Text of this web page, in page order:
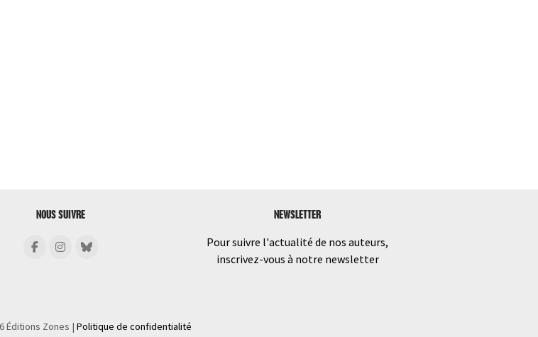
NOUS SUIVRE NEWSLETTER
Pour suivre l'actualité de nos auteurs,
inscrivez-vous à notre newsletter
Éditions Zones | Politique de confidentialité